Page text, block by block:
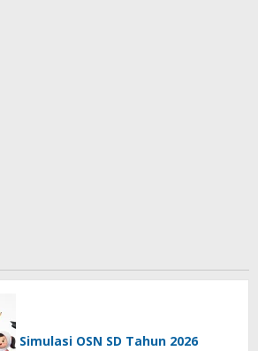
Simulasi OSN SD Tahun 2026